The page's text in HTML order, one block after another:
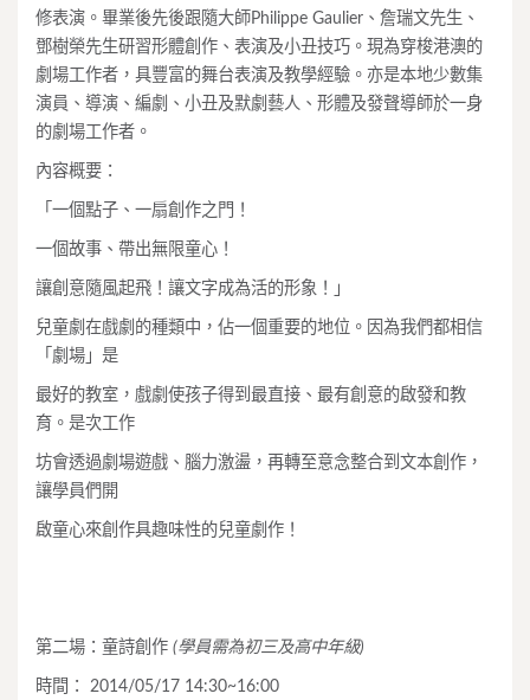
修表演。畢業後先後跟隨大師Philippe Gaulier、詹瑞文先生、
鄧樹榮先生研習形體創作、表演及小丑技巧。現為穿梭港澳的
劇場工作者，具豐富的舞台表演及教學經驗。亦是本地少數集
演員、導演、編劇、小丑及默劇藝人、形體及發聲導師於一身
的劇場工作者。
內容概要：
「一個點子、一扇創作之門！
一個故事、帶出無限童心！
讓創意隨風起飛！讓文字成為活的形象！」
兒童劇在戲劇的種類中，佔一個重要的地位。因為我們都相信
「劇場」是
最好的教室，戲劇使孩子得到最直接、最有創意的啟發和教
育。是次工作
坊會透過劇場遊戲、腦力激盪，再轉至意念整合到文本創作，
讓學員們開
啟童心來創作具趣味性的兒童劇作！
第二場：童詩創作 (學員需為初三及高中年級)
時間： 2014/05/17 14:30~16:00